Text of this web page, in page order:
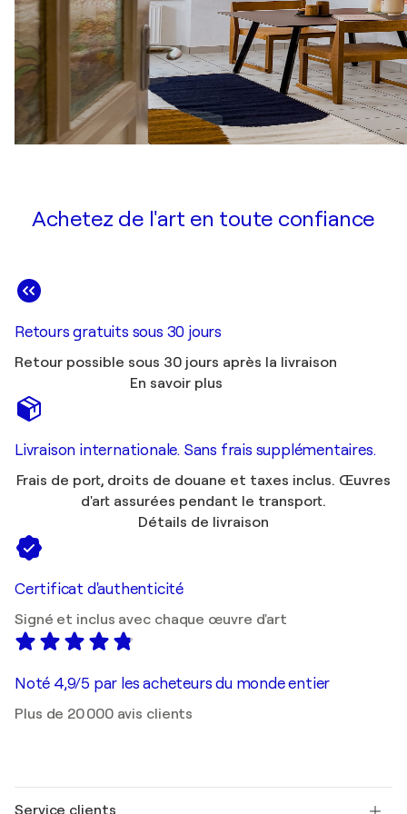
Achetez de l'art en toute confiance
Retours gratuits sous 30 jours
Retour possible sous 30 jours après la livraison
En savoir plus
Livraison internationale. Sans frais supplémentaires.
Frais de port, droits de douane et taxes inclus. Œuvres
d'art assurées pendant le transport.
Détails de livraison
Certificat d'authenticité
Signé et inclus avec chaque œuvre d'art
Noté 4,9/5 par les acheteurs du monde entier
Plus de 20 000 avis clients
Service clients